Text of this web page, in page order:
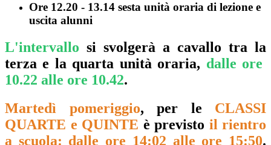
Ore 12.20 - 13.14 sesta unità oraria di lezione e
uscita alunni
L'intervallo si svolgerà a cavallo tra la
terza e la quarta unità oraria, dalle ore
10.22 alle ore 10.42.
Martedì pomeriggio, per le CLASSI
QUARTE e QUINTE è previsto il rientro
a scuola: dalle ore 14:02 alle ore 15:50.